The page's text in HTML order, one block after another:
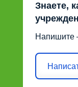
Знаете,